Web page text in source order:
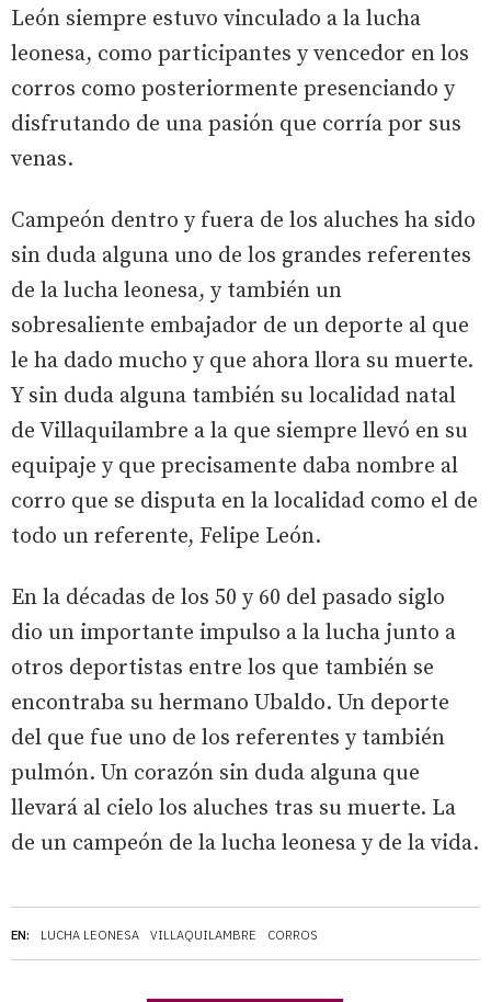
EN: LUCHA LEONESA VILLAQUILAMBRE CORROS
León siempre estuvo vinculado a la lucha
leonesa, como participantes y vencedor en los
corros como posteriormente presenciando y
disfrutando de una pasión que corría por sus
venas.
Campeón dentro y fuera de los aluches ha sido
sin duda alguna uno de los grandes referentes
de la lucha leonesa, y también un
sobresaliente embajador de un deporte al que
le ha dado mucho y que ahora llora su muerte.
Y sin duda alguna también su localidad natal
de Villaquilambre a la que siempre llevó en su
equipaje y que precisamente daba nombre al
corro que se disputa en la localidad como el de
todo un referente, Felipe León.
En la décadas de los 50 y 60 del pasado siglo
dio un importante impulso a la lucha junto a
otros deportistas entre los que también se
encontraba su hermano Ubaldo. Un deporte
del que fue uno de los referentes y también
pulmón. Un corazón sin duda alguna que
llevará al cielo los aluches tras su muerte. La
de un campeón de la lucha leonesa y de la vida.